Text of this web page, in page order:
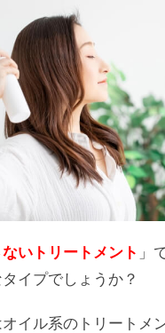
いトリートメント 」
イプでしょうか？
イル系のトリートメ